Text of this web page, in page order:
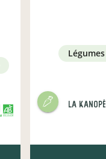
légumes
La Kanopé